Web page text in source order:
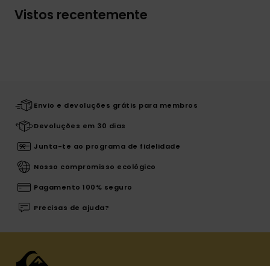
Vistos recentemente
Envio e devoluções grátis para membros
Devoluções em 30 dias
Junta-te ao programa de fidelidade
Nosso compromisso ecológico
Pagamento 100% seguro
Precisas de ajuda?